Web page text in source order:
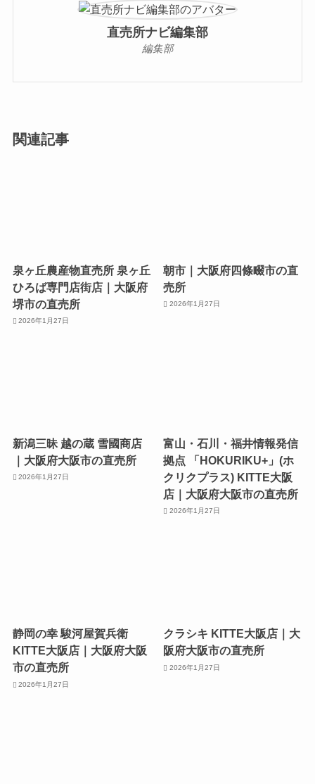
直売所ナビ編集部
編集部
関連記事
泉ヶ丘農産物直売所 泉ヶ丘
ひろば専門店街店｜大阪府
堺市の直売所
2026年1月27日
朝市｜大阪府四條畷市の直
売所
2026年1月27日
新潟三昧 越の蔵 雪國商店
｜大阪府大阪市の直売所
2026年1月27日
富山・石川・福井情報発信
拠点 「HOKURIKU+」(ホ
クリクプラス) KITTE大阪
店｜大阪府大阪市の直売所
2026年1月27日
静岡の幸 駿河屋賀兵衛
KITTE大阪店｜大阪府大阪
市の直売所
2026年1月27日
クラシキ KITTE大阪店｜大
阪府大阪市の直売所
2026年1月27日